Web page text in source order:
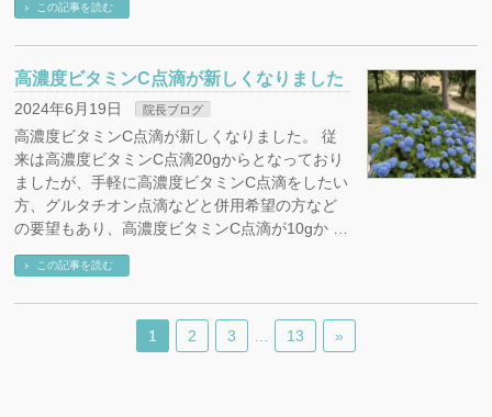
この記事を読む
高濃度ビタミンC点滴が新しくなりました
2024年6月19日 院長ブログ
高濃度ビタミンC点滴が新しくなりました。 従
来は高濃度ビタミンC点滴20gからとなっており
ましたが、手軽に高濃度ビタミンC点滴をしたい
方、グルタチオン点滴などと併用希望の方など
の要望もあり、高濃度ビタミンC点滴が10gか …
この記事を読む
1 2 3 13 »